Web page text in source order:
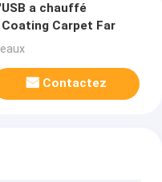
a chauffé
Carpet Far
Contactez